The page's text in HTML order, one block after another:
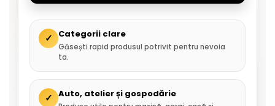
✓ Categorii clare
Găsești rapid produsul potrivit pentru nevoia
ta.
✓ Auto, atelier și gospodărie